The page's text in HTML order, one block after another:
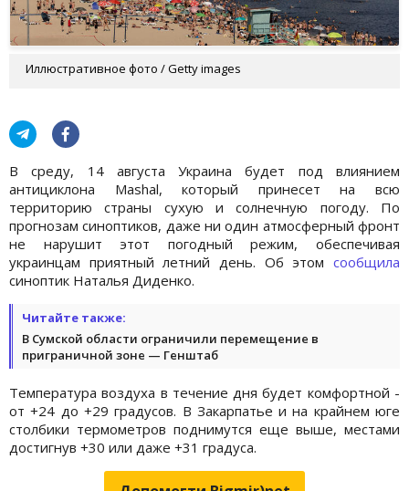
Иллюстративное фото / Getty images
В среду, 14 августа Украина будет под влиянием
антициклона Mashal, который принесет на всю
территорию страны сухую и солнечную погоду. По
прогнозам синоптиков, даже ни один атмосферный фронт
не нарушит этот погодный режим, обеспечивая
украинцам приятный летний день. Об этом сообщила
синоптик Наталья Диденко.
Читайте также:
В Сумской области ограничили перемещение в
приграничной зоне — Генштаб
Температура воздуха в течение дня будет комфортной -
от +24 до +29 градусов. В Закарпатье и на крайнем юге
столбики термометров поднимутся еще выше, местами
достигнув +30 или даже +31 градуса.